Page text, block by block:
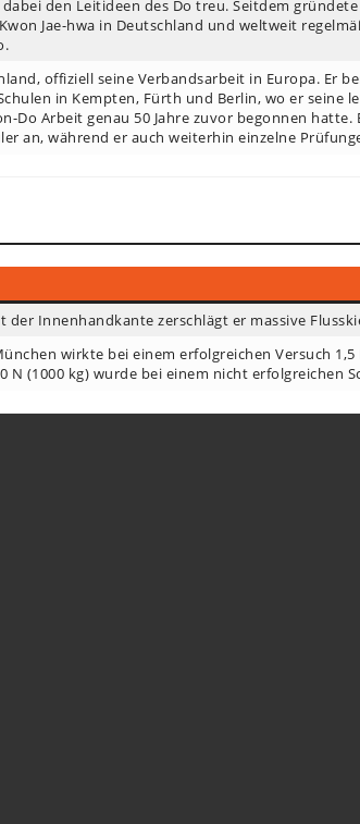
den Leitideen des Do treu. Seitdem
Jae-hwa in Deutschland und weltweit
offiziell seine Verbandsarbeit in Europa. Er
in Kempten, Fürth und Berlin, wo er seine
Do Arbeit genau 50 Jahre zuvor begonnen
an, während er auch weiterhin einzelne
Innenhandkante zerschlägt er massive
wirkte bei einem erfolgreichen Versuch
(1000 kg) wurde bei einem nicht erfolgreichen